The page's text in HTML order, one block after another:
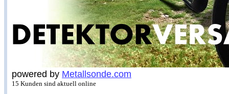
powered by Metallsonde.com
15 Kunden sind aktuell online